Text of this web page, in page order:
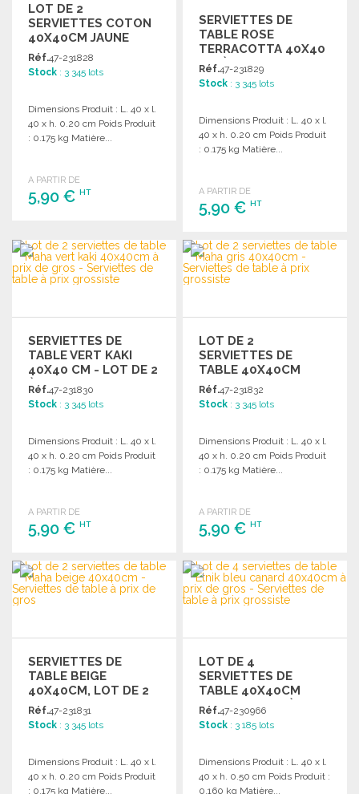
LOT DE 2
SERVIETTES COTON
40X40CM JAUNE
Réf.47-231828
Stock : 3 345 lots
Dimensions Produit : L. 40 x l.
40 x h. 0.20 cm Poids Produit
: 0.175 kg Matière...
A PARTIR DE
5,90 € HT
Demander un devis
SERVIETTES DE
TABLE ROSE
TERRACOTTA 40X40
CM À PRIX
GROSSISTE
Réf.47-231829
Stock : 3 345 lots
Dimensions Produit : L. 40 x l.
40 x h. 0.20 cm Poids Produit
: 0.175 kg Matière...
A PARTIR DE
5,90 €HT
COMMANDER
Demander un devis
SERVIETTES DE
TABLE VERT KAKI
40X40 CM - LOT DE 2
À PRIX DE GROS
Réf.47-231830
Stock : 3 345 lots
Dimensions Produit : L. 40 x l.
40 x h. 0.20 cm Poids Produit
: 0.175 kg Matière...
A PARTIR DE
5,90 € HT
COMMANDER
Demander un devis
LOT DE 2
SERVIETTES DE
TABLE 40X40CM
GRISES
Réf.47-231832
Stock : 3 345 lots
Dimensions Produit : L. 40 x l.
40 x h. 0.20 cm Poids Produit
: 0.175 kg Matière...
A PARTIR DE
5,90 €HT
COMMANDER
Demander un devis
SERVIETTES DE
TABLE BEIGE
40X40CM, LOT DE 2
Réf.47-231831
Stock : 3 345 lots
Dimensions Produit : L. 40 x l.
40 x h. 0.20 cm Poids Produit
: 0.175 kg Matière...
LOT DE 4
SERVIETTES DE
TABLE 40X40CM
BLEU CANARD À PRIX
DE GROS
Réf.47-230966
Stock : 3 185 lots
Dimensions Produit : L. 40 x l.
40 x h. 0.50 cm Poids Produit :
0.160 kg Matière...